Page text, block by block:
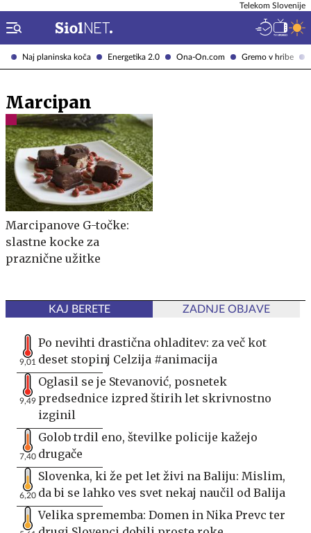
Naj planinska koča Energetika 2.0 Ona-On.com Gremo v hribe
Telekom Slovenije
Marcipan
Marcipanove G-točke:
slastne kocke za
praznične užitke
KAJ BERETE ZADNJE OBJAVE
9,01
Po nevihti drastična ohladitev: za več kot
deset stopinj Celzija #animacija
9,49
Oglasil se je Stevanović, posnetek
predsednice izpred štirih let skrivnostno
izginil
7,40
Golob trdil eno, številke policije kažejo
drugače
6,20
Slovenka, ki že pet let živi na Baliju: Mislim,
da bi se lahko ves svet nekaj naučil od Balija
Velika sprememba: Domen in Nika Prevc ter